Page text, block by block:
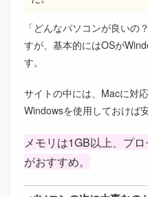
「どんなパソコンが良いの
すが、基本的にはOSが
す。
サイトの中には、Macに対
Windowsを使用しておけば
メモリは1GB以上、プ
がおすすめ。